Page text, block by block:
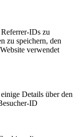
IDs zu
zu speichern, den
verwendet
Details über den
ID